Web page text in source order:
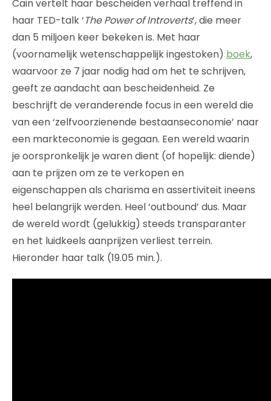
Cain vertelt haar bescheiden verhaal treffend in
haar TED-talk ‘The Power of Introverts’, die meer
dan 5 miljoen keer bekeken is. Met haar
(voornamelijk wetenschappelijk ingestoken) boek,
waarvoor ze 7 jaar nodig had om het te schrijven,
geeft ze aandacht aan bescheidenheid. Ze
beschrijft de veranderende focus in een wereld die
van een ‘zelfvoorzienende bestaanseconomie’ naar
een markteconomie is gegaan. Een wereld waarin
je oorspronkelijk je waren dient (of hopelijk: diende)
aan te prijzen om ze te verkopen en
eigenschappen als charisma en assertiviteit ineens
heel belangrijk werden. Heel ‘outbound’ dus. Maar
de wereld wordt (gelukkig) steeds transparanter
en het luidkeels aanprijzen verliest terrein.
Hieronder haar talk (19.05 min.).